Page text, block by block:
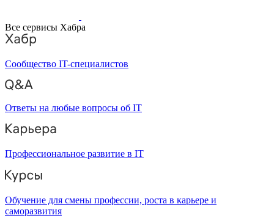
Все сервисы Хабра
Сообщество IT-специалистов
Ответы на любые вопросы об IT
Профессиональное развитие в IT
Обучение для смены профессии, роста в карьере и
саморазвития